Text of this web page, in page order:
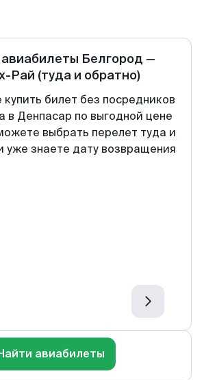
Белгород —
Рай (туда и обратно)
билет без посредников
в Денпасар по выгодной цене
выбрать перелет туда и
уже знаете дату возвращения
авиабилеты